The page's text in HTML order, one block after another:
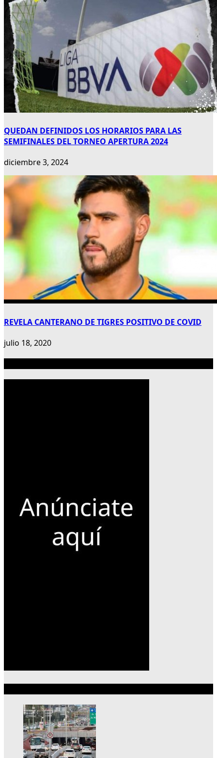
QUEDAN DEFINIDOS LOS HORARIOS PARA LAS
SEMIFINALES DEL TORNEO APERTURA 2024
diciembre 3, 2024
REVELA CANTERANO DE TIGRES POSITIVO DE COVID
julio 18, 2020